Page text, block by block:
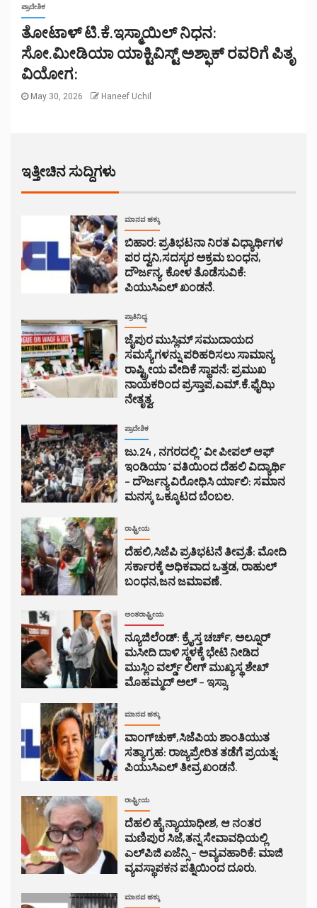
ಪ್ರಾದೇಶಿಕ
ತೋಟಾಳ್ ಟಿ.ಕೆ.ಇಸ್ಮಾಯಿಲ್ ನಿಧನ:
ಸೋ.ಮೀಡಿಯಾ ಯಾಕ್ಟಿವಿಸ್ಟ್ ಅಶ್ಫಾಕ್ ರವರಿಗೆ ಪಿತೃ
ವಿಯೋಗ:
May 30, 2026 Haneef Uchil
ಇತ್ತೀಚಿನ ಸುದ್ದಿಗಳು
ಮಾನವ ಹಕ್ಕು
ಬಿಹಾರ: ಪ್ರತಿಭಟನಾ ನಿರತ ವಿಧ್ಯಾರ್ಥಿಗಳ
ಪರ ದ್ವನಿ,ಸದಸ್ಯರ ಅಕ್ರಮ ಬಂಧನ,
ದೌರ್ಜನ್ಯ, ಕೋಳ ತೊಡೆಸುವಿಕೆ:
ಪಿಯುಸಿಎಲ್ ಖಂಡನೆ.
ಪ್ರಾತಿನಿಧ್ಯ
ಜೈಪುರ ಮುಸ್ಲಿಮ್ ಸಮುದಾಯದ
ಸಮಸ್ಯೆಗಳನ್ನು ಪರಿಹರಿಸಲು ಸಾಮಾನ್ಯ
ರಾಷ್ಟ್ರೀಯ ವೇದಿಕೆ ಸ್ಥಾಪನೆ: ಪ್ರಮುಖ
ನಾಯಕರಿಂದ ಪ್ರಸ್ತಾಪ,ಎಮ್.ಕೆ.ಫೈಝಿ
ನೇತೃತ್ವ.
ಪ್ರಾದೇಶಿಕ
ಜು.24 , ನಗರದಲ್ಲಿ ‘ ವೀ ಪೀಪಲ್ ಆಫ್
ಇಂಡಿಯಾ ‘ ವತಿಯಿಂದ ದೆಹಲಿ ವಿದ್ಯಾರ್ಥಿ
– ದೌರ್ಜನ್ಯ ವಿರೋಧಿಸಿ ರ್ಯಾಲಿ: ಸಮಾನ
ಮನಸ್ಕ ಒಕ್ಕೂಟದ ಬೆಂಬಲ.
ರಾಷ್ಟ್ರೀಯ
ದೆಹಲಿ,ಸಿಜೆಪಿ ಪ್ರತಿಭಟನೆ ತೀವ್ರತೆ: ಮೋದಿ
ಸರ್ಕಾರಕ್ಕೆ ಅಧಿಕವಾದ ಒತ್ತಡ, ರಾಹುಲ್
ಬಂಧನ,ಜನ ಜಮಾವಣೆ.
ಅಂತರಾಷ್ಟ್ರೀಯ
ನ್ಯೂಜಿಲೆಂಡ್: ಕ್ರೈಸ್ತ ಚರ್ಚ್, ಅಲ್ನೂರ್
ಮಸೀದಿ ದಾಳಿ ಸ್ಥಳಕ್ಕೆ ಭೇಟಿ ನೀಡಿದ
ಮುಸ್ಲಿಂ ವರ್ಲ್ಡ್ ಲೀಗ್ ಮುಖ್ಯಸ್ಥ ಶೇಖ್
ಮೊಹಮ್ಮದ್ ಅಲ್ – ಇಸ್ಸಾ.
ಮಾನವ ಹಕ್ಕು
ವಾಂಗ್‌ಚುಕ್,ಸಿಜೆಪಿಯ ಶಾಂತಿಯುತ
ಸತ್ಯಾಗ್ರಹ: ರಾಜ್ಯಪ್ರೇರಿತ ತಡೆಗೆ ಪ್ರಯತ್ನ:
ಪಿಯುಸಿಎಲ್ ತೀವ್ರ ಖಂಡನೆ.
ರಾಷ್ಟ್ರೀಯ
ದೆಹಲಿ ಹೈ ನ್ಯಾಯಾಧೀಶ, ಆ ನಂತರ
ಮಣಿಪುರ ಸಿಜೆ,ತನ್ನ ಸೇವಾವಧಿಯಲ್ಲಿ
ಎಲ್‌ಪಿಜಿ ಏಜೆನ್ಸಿ – ಅವ್ಯವಹಾರಿಕೆ: ಮಾಜಿ
ವ್ಯವಸ್ಥಾಪಕನ ಪತ್ನಿಯಿಂದ ದೂರು.
ಮಾನವ ಹಕ್ಕು